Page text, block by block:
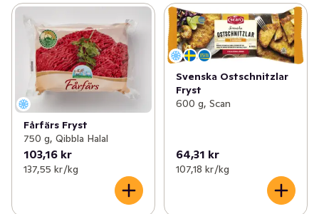
Fårfärs Fryst
750 g, Qibbla Halal
103,16 kr
137,55 kr /kg
Svenska Ostschnitzlar
Fryst
600 g, Scan
64,31 kr
107,18 kr /kg